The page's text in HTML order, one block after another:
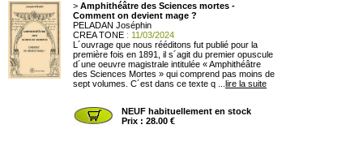
> Amphithéâtre des Sciences mortes -
Comment on devient mage ?
PELADAN Joséphin
CREA TONE : 11/03/2024
L´ouvrage que nous rééditons fut publié pour la
première fois en 1891, il s´agit du premier opuscule
d´une oeuvre magistrale intitulée « Amphithéâtre
des Sciences Mortes » qui comprend pas moins de
sept volumes. C´est dans ce texte q ... lire la suite
NEUF habituellement en stock
Prix : 28.00 €